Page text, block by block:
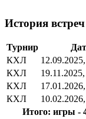
История
Турнир
КХЛ
КХЛ
19.11.2025,
КХЛ
КХЛ
Итого: игры -